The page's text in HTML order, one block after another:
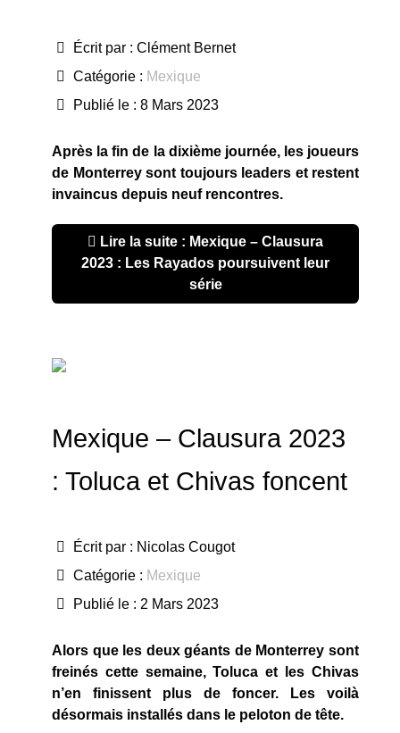
Écrit par : Clément Bernet
Catégorie : Mexique
Publié le : 8 Mars 2023
Après la fin de la dixième journée, les joueurs
de Monterrey sont toujours leaders et restent
invaincus depuis neuf rencontres.
Lire la suite : Mexique – Clausura
2023 : Les Rayados poursuivent leur
série
Mexique – Clausura 2023
: Toluca et Chivas foncent
Écrit par : Nicolas Cougot
Catégorie : Mexique
Publié le : 2 Mars 2023
Alors que les deux géants de Monterrey sont
freinés cette semaine, Toluca et les Chivas
n’en finissent plus de foncer. Les voilà
désormais installés dans le peloton de tête.